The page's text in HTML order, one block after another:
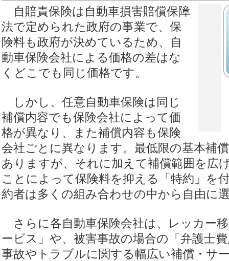
自賠責保険は自動車損害賠償保障
法で定められた政府の事業で、保
険料も政府が決めているため、自
動車保険会社による価格の差はな
くどこでも同じ価格です。
しかし、任意自動車保険は同じ
補償内容でも保険会社によって価
格が異なり、また補償内容も保険
会社ごとに異なります。最低限の基本補
ありますが、それに加えて補償範囲を広
ことによって保険料を抑える「特約」を
約者は多くの組み合わせの中から自由に
さらに各自動車保険会社は、レッカー
ービス」や、被害事故の場合の「弁護士
事故やトラブルに関する幅広い補償・サ